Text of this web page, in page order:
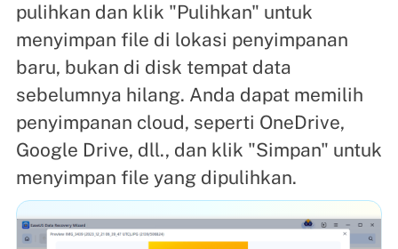
pulihkan dan klik "Pulihkan" untuk
menyimpan file di lokasi penyimpanan
baru, bukan di disk tempat data
sebelumnya hilang. Anda dapat memilih
penyimpanan cloud, seperti OneDrive,
Google Drive, dll., dan klik "Simpan" untuk
menyimpan file yang dipulihkan.